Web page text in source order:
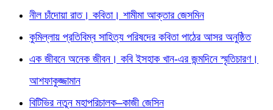
নীল চাঁদোয়া রাত। কবিতা। শামীমা আক্তার জেসমিন
কুমিল্লায় প্রতিবিম্ব সাহিত্য পরিষদের কবিতা পাঠের আসর অনুষ্ঠিত
এক জীবনে অনেক জীবন। কবি ইসহাক খান-এর জন্মদিনে স্মৃতিচারণ।
আশফাকুজ্জামান
বিটিভির নতুন মহাপরিচালক–কাজী জেসিন